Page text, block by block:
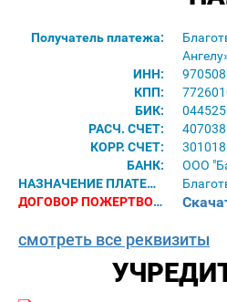
Получатель платежа:
ИНН:
КПП:
БИК:
РАСЧ. СЧЕТ:
КОРР. СЧЕТ:
БАНК:
ООО
НАЗНАЧЕНИЕ ПЛАТЕЖА:
ДОГОВОР ПОЖЕРТВОВАНИЯ ДЛЯ ЮРИДИЧЕСКИХ ЛИЦ:
смотреть все реквизиты